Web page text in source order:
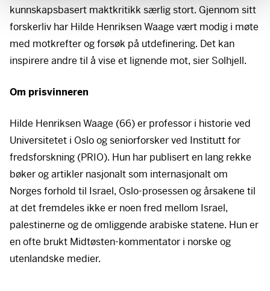
kunnskapsbasert maktkritikk særlig stort. Gjennom sitt
forskerliv har Hilde Henriksen Waage vært modig i møte
med motkrefter og forsøk på utdefinering. Det kan
inspirere andre til å vise et lignende mot, sier Solhjell.
Om prisvinneren
Hilde Henriksen Waage (66) er professor i historie ved
Universitetet i Oslo og seniorforsker ved Institutt for
fredsforskning (PRIO). Hun har publisert en lang rekke
bøker og artikler nasjonalt som internasjonalt om
Norges forhold til Israel, Oslo-prosessen og årsakene til
at det fremdeles ikke er noen fred mellom Israel,
palestinerne og de omliggende arabiske statene. Hun er
en ofte brukt Midtøsten-kommentator i norske og
utenlandske medier.